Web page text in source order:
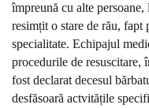
împreună cu alte
resimțit o stare de rău,
specialitate. Echipajul
procedurile de resuscitare,
fost declarat decesul
desfăsoară actvitățile